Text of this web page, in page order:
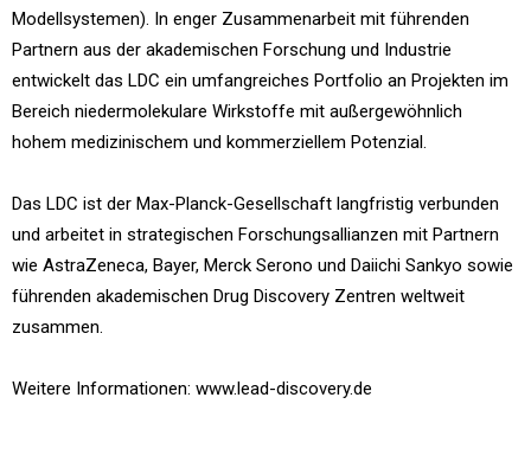
Modellsystemen). In enger Zusammenarbeit mit führenden
Partnern aus der akademischen Forschung und Industrie
entwickelt das LDC ein umfangreiches Portfolio an Projekten im
Bereich niedermolekulare Wirkstoffe mit außergewöhnlich
hohem medizinischem und kommerziellem Potenzial.
Das LDC ist der Max-Planck-Gesellschaft langfristig verbunden
und arbeitet in strategischen Forschungsallianzen mit Partnern
wie AstraZeneca, Bayer, Merck Serono und Daiichi Sankyo sowie
führenden akademischen Drug Discovery Zentren weltweit
zusammen.
Weitere Informationen: www.lead-discovery.de